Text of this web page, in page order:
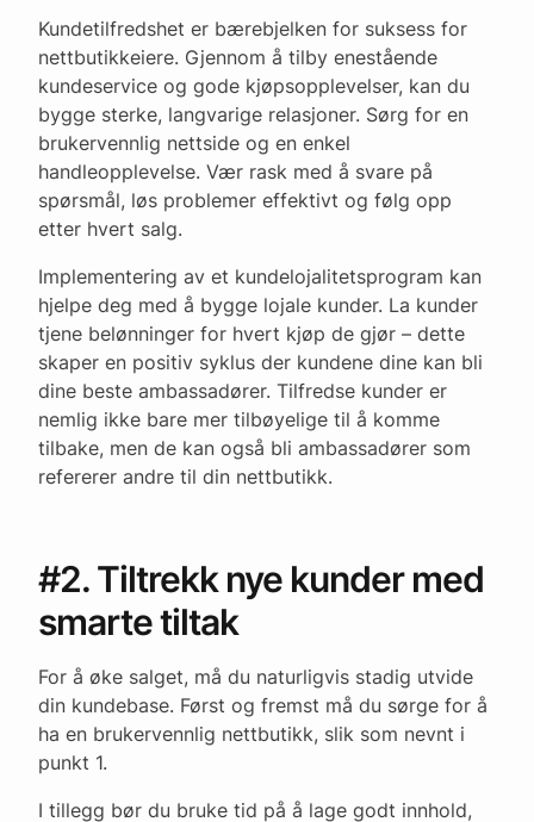
Kundetilfredshet er bærebjelken for suksess for
nettbutikkeiere. Gjennom å tilby enestående
kundeservice og gode kjøpsopplevelser, kan du
bygge sterke, langvarige relasjoner. Sørg for en
brukervennlig nettside og en enkel
handleopplevelse. Vær rask med å svare på
spørsmål, løs problemer effektivt og følg opp
etter hvert salg.
Implementering av et kundelojalitetsprogram kan
hjelpe deg med å bygge lojale kunder. La kunder
tjene belønninger for hvert kjøp de gjør – dette
skaper en positiv syklus der kundene dine kan bli
dine beste ambassadører. Tilfredse kunder er
nemlig ikke bare mer tilbøyelige til å komme
tilbake, men de kan også bli ambassadører som
refererer andre til din nettbutikk.
#2. Tiltrekk nye kunder med
smarte tiltak
For å øke salget, må du naturligvis stadig utvide
din kundebase. Først og fremst må du sørge for å
ha en brukervennlig nettbutikk, slik som nevnt i
punkt 1.
I tillegg bør du bruke tid på å lage godt innhold,